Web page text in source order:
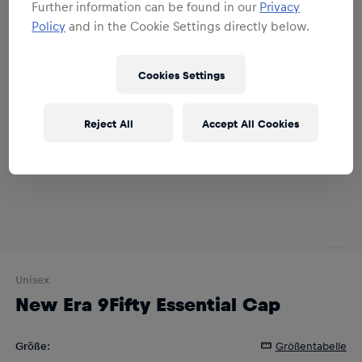
Unisex
New Era 9Fifty Essential Cap
Größe: Größentabelle
Further information can be found in our Privacy
Policy and in the Cookie Settings directly below.
Cookies Settings
Reject All Accept All Cookies